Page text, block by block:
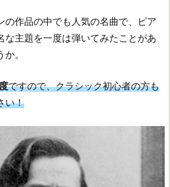
の作品の中でも人気の名曲で、ピア
な主題を一度は弾いてみたことがあ
。
ですので、クラシック初心者の方も
い！